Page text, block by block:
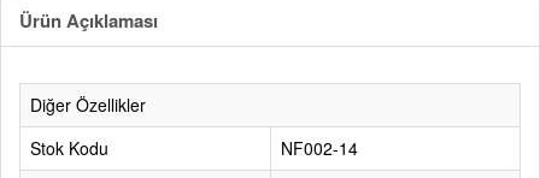
Ürün Açıklaması
Diğer Özellikler
Stok Kodu
NF002-14